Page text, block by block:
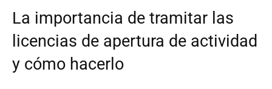
La importancia de tramitar las
licencias de apertura de actividad
y cómo hacerlo